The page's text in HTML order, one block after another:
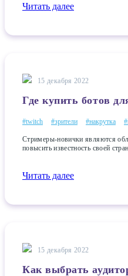
Читать далее
15 декабря 2022
Где купить ботов
#twitch #зрители #накрутка
Стримеры-новички являются
повысить известность своей
Читать далее
15 декабря 2022
Как выбрать